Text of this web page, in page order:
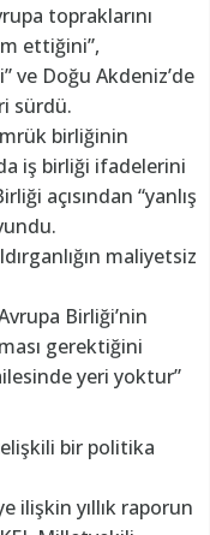
topraklarını
ettiğini”,
ve Doğu Akdeniz’de
sürdü.
birliğinin
iş birliği ifadelerini
açısından “yanlış
maliyetsiz
Birliği’nin
gerektiğini
yeri yoktur”
bir politika
ilişkin yıllık raporun